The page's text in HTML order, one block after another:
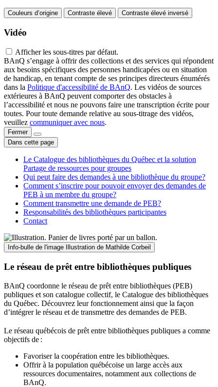
Couleurs d’origine Contraste élevé Contraste élevé inversé
Vidéo
Afficher les sous-titres par défaut.
BAnQ s’engage à offrir des collections et des services qui répondent
aux besoins spécifiques des personnes handicapées ou en situation
de handicap, en tenant compte de ses principes directeurs énumérés
dans la Politique d'accessibilité de BAnQ. Les vidéos de sources
extérieures à BAnQ peuvent comporter des obstacles à
l’accessibilité et nous ne pouvons faire une transcription écrite pour
toutes. Pour toute demande relative au sous-titrage des vidéos,
veuillez communiquer avec nous.
Fermer
Dans cette page
Le Catalogue des bibliothèques du Québec et la solution
Partage de ressources pour groupes
Qui peut faire des demandes à une bibliothèque du groupe?
Comment s’inscrire pour pouvoir envoyer des demandes de
PEB à un membre du groupe?
Comment transmettre une demande de PEB?
Responsabilités des bibliothèques participantes
Contact
Info-bulle de l'image Illustration de Mathilde Corbeil
Le réseau de prêt entre bibliothèques publiques
BAnQ coordonne le réseau de prêt entre bibliothèques (PEB)
publiques et son catalogue collectif, le Catalogue des bibliothèques
du Québec. Découvrez leur fonctionnement ainsi que la façon
d’intégrer le réseau et de transmettre des demandes de PEB.
Le réseau québécois de prêt entre bibliothèques publiques a comme
objectifs de :
Favoriser la coopération entre les bibliothèques.
Offrir à la population québécoise un large accès aux
ressources documentaires, notamment aux collections de
BAnQ.